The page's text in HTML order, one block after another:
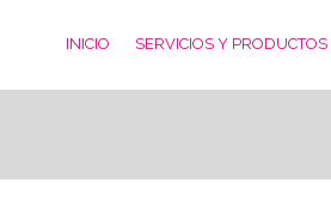
INICIO SERVICIOS Y PRODUCTOS